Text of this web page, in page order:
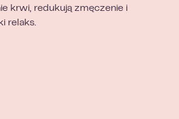
krwi, redukują zmęczenie i
relaks.